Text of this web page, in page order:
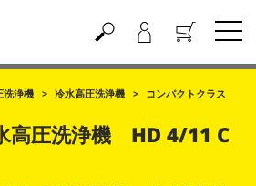
洗浄機 冷水高圧洗浄機
コンパクトクラス
高圧洗浄機 HD 4/11 C